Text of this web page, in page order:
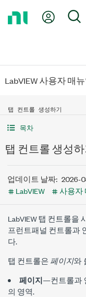
My
LabVIEW 사용자 매
탭 컨트롤 생성하기
목차
탭 컨트롤 생성
업데이트 날짜: 2026-
LabVIEW
사용자
LabVIEW 탭 컨트롤을
프런트패널 컨트롤과
다.
탭 컨트롤은 페이지와
페이지—컨트롤과
의 영역.